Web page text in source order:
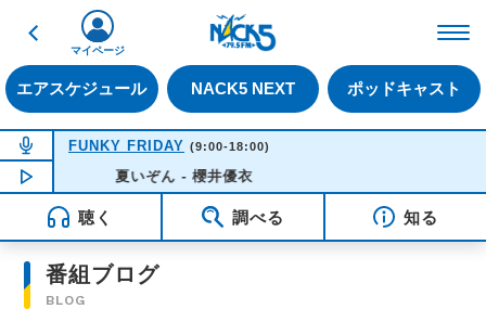
戻る
エアスケジュール NACK5 NEXT ポッドキャスト
マイページ
NOW ON AIR
FUNKY FRIDAY (9:00-18:00)
NOW PLAYING10:16
夏いぞん - 櫻井優衣
聴く 調べる 知る
番組ブログ
BLOG